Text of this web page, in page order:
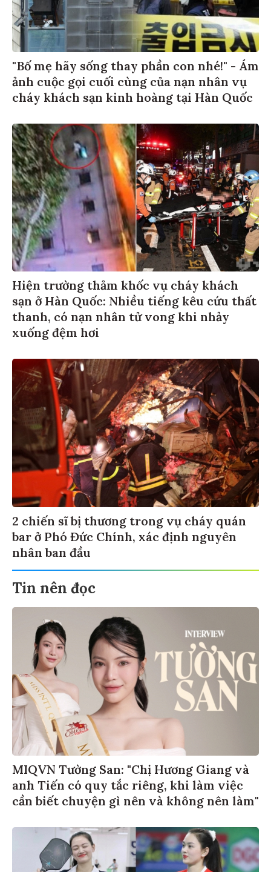
"Bố mẹ hãy sống thay phần con nhé!" - Ám
ảnh cuộc gọi cuối cùng của nạn nhân vụ
cháy khách sạn kinh hoàng tại Hàn Quốc
Hiện trường thảm khốc vụ cháy khách
sạn ở Hàn Quốc: Nhiều tiếng kêu cứu thất
thanh, có nạn nhân tử vong khi nhảy
xuống đệm hơi
2 chiến sĩ bị thương trong vụ cháy quán
bar ở Phó Đức Chính, xác định nguyên
nhân ban đầu
Tin nên đọc
MIQVN Tường San: "Chị Hương Giang và
anh Tiến có quy tắc riêng, khi làm việc
cần biết chuyện gì nên và không nên làm"